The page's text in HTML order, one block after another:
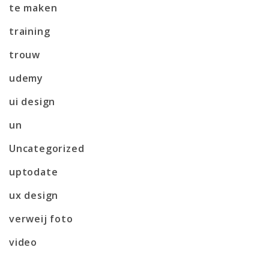
te maken
training
trouw
udemy
ui design
un
Uncategorized
uptodate
ux design
verweij foto
video